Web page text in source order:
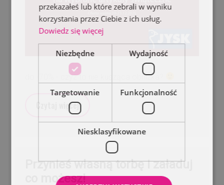
do -70% - czyż to nie kusząca obniżka?
Czytaj więcej
Przynieś własną torbę i załaduj
co możesz!
przekazałeś lub które zebrali w wyniku
korzystania przez Ciebie z ich usług.
Dowiedz się więcej
Niezbędne Wydajność
Targetowanie Funkcjonalność
Niesklasyfikowane